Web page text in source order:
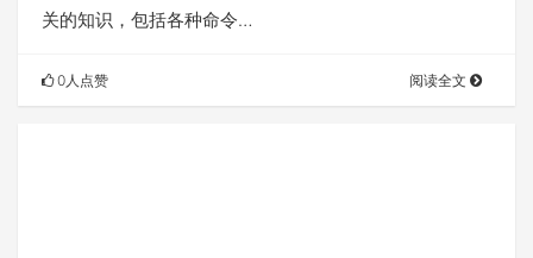
关的知识，包括各种命令…
0人点赞 阅读全文